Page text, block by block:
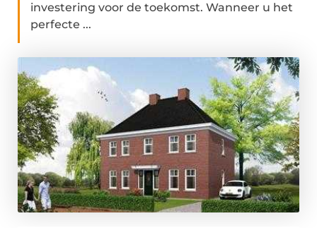
investering voor de toekomst. Wanneer u het
perfecte ...